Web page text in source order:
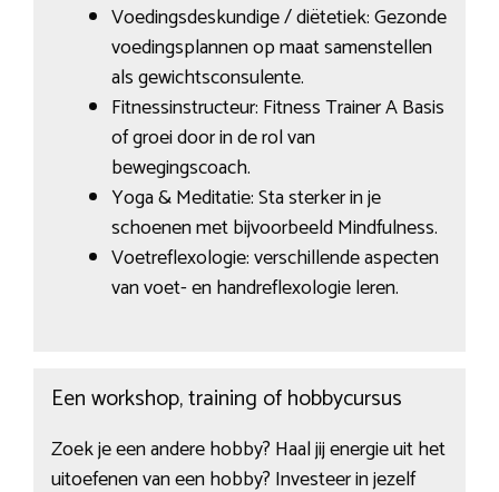
Voedingsdeskundige / diëtetiek: Gezonde
voedingsplannen op maat samenstellen
als gewichtsconsulente.
Fitnessinstructeur: Fitness Trainer A Basis
of groei door in de rol van
bewegingscoach.
Yoga & Meditatie: Sta sterker in je
schoenen met bijvoorbeeld Mindfulness.
Voetreflexologie: verschillende aspecten
van voet- en handreflexologie leren.
Een workshop, training of hobbycursus
Zoek je een andere hobby? Haal jij energie uit het
uitoefenen van een hobby? Investeer in jezelf